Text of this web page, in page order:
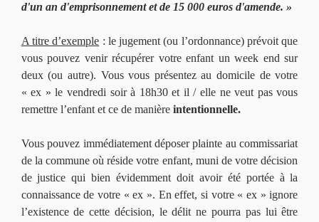
d'un an d'emprisonnement et de 15 000 euros d'amende. »
A titre d’exemple : le jugement (ou l’ordonnance) prévoit que
vous pouvez venir récupérer votre enfant un week end sur
deux (ou autre). Vous vous présentez au domicile de votre
« ex » le vendredi soir à 18h30 et il / elle ne veut pas vous
remettre l’enfant et ce de manière intentionnelle.
Vous pouvez immédiatement déposer plainte au commissariat
de la commune où réside votre enfant, muni de votre décision
de justice qui bien évidemment doit avoir été portée à la
connaissance de votre « ex ». En effet, si votre « ex » ignore
l’existence de cette décision, le délit ne pourra pas lui être